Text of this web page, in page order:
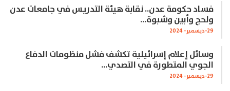
فساد حكومة عدن.. نقابة هيئة التدريس في جامعات عدن
ولحج وأبين وشبوة…
29-ديسمبر- 2024
وسائل إعلام إسرائيلية تكشف فشل منظومات الدفاع
الجوي المتطورة في التصدي…
29-ديسمبر- 2024